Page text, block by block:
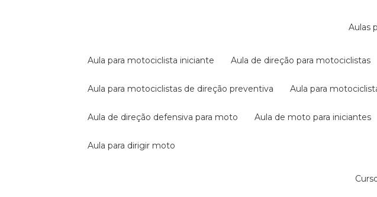
aula para motociclista iniciante aula de direção para motociclistas
aula para motociclistas de direção preventiva aula para
aula de direção defensiva para moto aula de moto para iniciantes
aula para dirigir moto